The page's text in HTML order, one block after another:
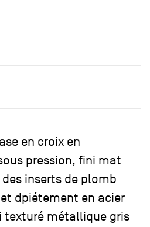
en croix en
pression, fini mat
inserts de plomb
dpiétement en acier
texturé métallique gris